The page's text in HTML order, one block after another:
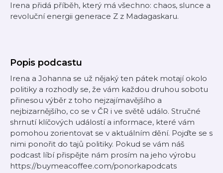
Irena přidá příběh, který má všechno: chaos, slunce a
revoluční energii generace Z z Madagaskaru.
Popis podcastu
Irena a Johanna se už nějaký ten pátek motají okolo
politiky a rozhodly se, že vám každou druhou sobotu
přinesou výběr z toho nejzajímavějšího a
nejbizarnějšího, co se v ČR i ve světě událo. Stručné
shrnutí klíčových událostí a informace, které vám
pomohou zorientovat se v aktuálním dění. Pojďte se s
nimi ponořit do tajů politiky. Pokud se vám náš
podcast líbí přispějte nám prosím na jeho výrobu
https://buymeacoffee.com/ponorkapodcats